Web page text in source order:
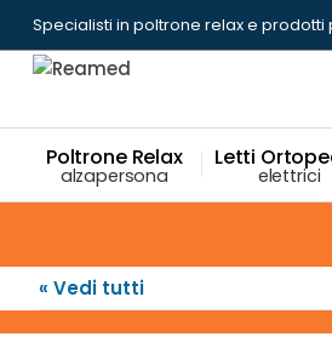
Specialisti in poltrone relaxe prodotti
Poltrone Relax
alzapersona
Letti
elettrici
« Vedi tutti